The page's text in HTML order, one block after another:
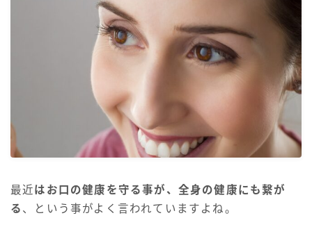
最近はお口の健康を守る事が、全身の健康にも繋が
る 、という事がよく言われていますよね。